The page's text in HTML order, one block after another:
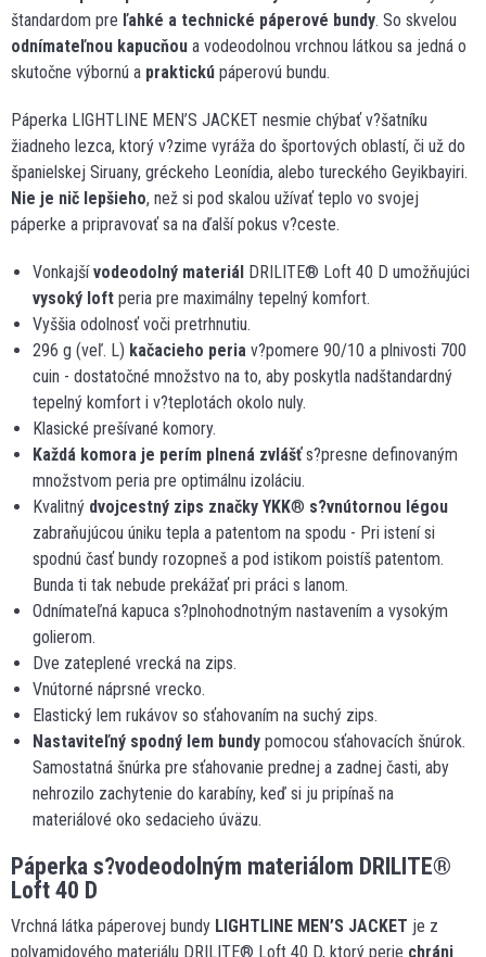
štandardom pre ľahké a technické páperové bundy. So skvelou
odnímateľnou kapucňou a vodeodolnou vrchnou látkou sa jedná o
skutočne výbornú a praktickú páperovú bundu.
Páperka LIGHTLINE MEN’S JACKET nesmie chýbať v?šatníku
žiadneho lezca, ktorý v?zime vyráža do športových oblastí, či už do
španielskej Siruany, gréckeho Leonídia, alebo tureckého Geyikbayiri.
Nie je nič lepšieho, než si pod skalou užívať teplo vo svojej
páperke a pripravovať sa na ďalší pokus v?ceste.
Vonkajšívodeodolný materiál DRILITE® Loft 40 D umožňujúci
vysoký loft peria pre maximálny tepelný komfort.
Vyššia odolnosť voči pretrhnutiu.
296 g (veľ. L) kačacieho peria v?pomere 90/10 a plnivosti 700
cuin - dostatočné množstvo na to, aby poskytla nadštandardný
tepelný komfort i v?teplotách okolo nuly.
Klasické prešívané komory.
Každá komora je perím plnená zvlášťs?presne definovaným
množstvom peria pre optimálnu izoláciu.
Kvalitný dvojcestný zips značky YKK® s?vnútornou légou
zabraňujúcou úniku tepla a patentom na spodu - Pri istení si
spodnú časť bundy rozopneš a pod istikom poistíš patentom.
Bunda ti tak nebude prekážať pri práci s lanom.
Odnímateľná kapuca s?plnohodnotným nastavením a vysokým
golierom.
Dve zateplené vrecká na zips.
Vnútorné náprsné vrecko.
Elastický lem rukávov so sťahovaním na suchý zips.
Nastaviteľný spodný lem bundy pomocou sťahovacích šnúrok.
Samostatná šnúrka pre sťahovanie prednej a zadnej časti, aby
nehrozilo zachytenie do karabíny, keď si ju pripínaš na
materiálové oko sedacieho úväzu.
Páperka s?vodeodolným materiálom DRILITE®
Loft 40 D
Vrchná látka páperovej bundy LIGHTLINE MEN’S JACKET je z
polyamidového materiálu DRILITE® Loft 40 D, ktorý perie chráni